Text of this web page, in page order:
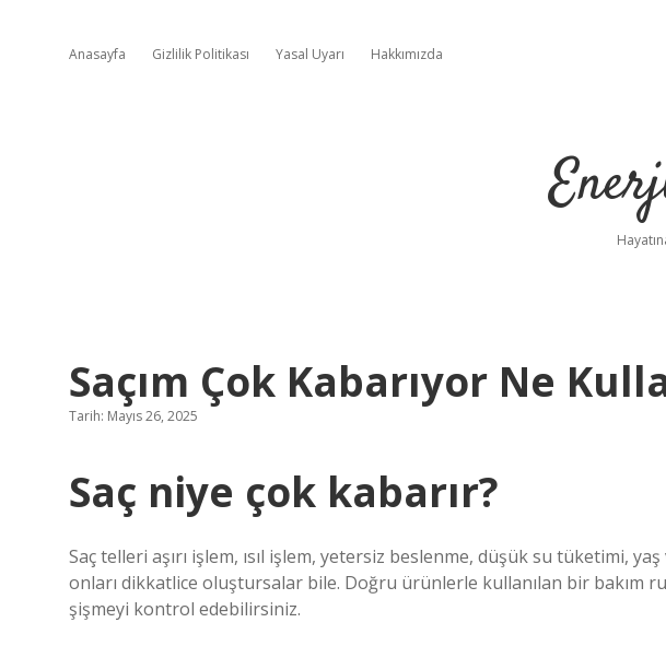
Anasayfa Gizlilik Politikası Yasal Uyarı Hakkımızda
Saçım Çok Kabarıyor Ne
Tarih: Mayıs 26, 2025
Saç niye çok kabarır?
Saç telleri aşırı işlem, ısıl işlem, yetersiz beslenme, düşük su tüketimi,
onları dikkatlice oluştursalar bile. Doğru ürünlerle kullanılan bir bakım
şişmeyi kontrol edebilirsiniz.